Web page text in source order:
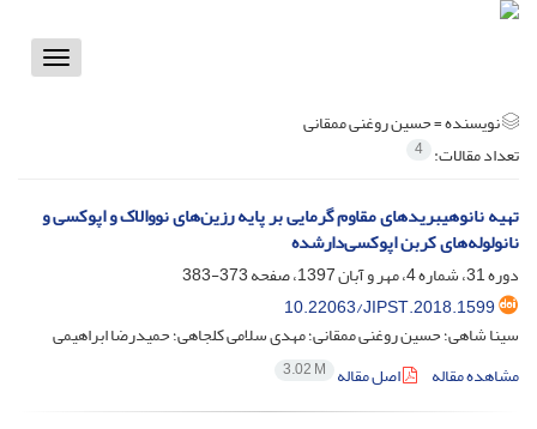
Toggle
نویسنده =حسین روغنی ممقانی
تعداد مقالات: 4
تهیه نانوهیبریدهای مقاوم گرمایی بر پایه رزین‌های نووالاک و اپوکسی و
نانولوله‌های کربن اپوکسی‌دارشده
دوره 31، شماره 4، مهر و آبان 1397، صفحه
373-383
10.22063/JIPST.2018.1599
سینا شاهی؛ حسین روغنی ممقانی؛ مهدی سلامی کلجاهی؛ حمیدرضا ابراهیمی
مشاهده مقاله
اصل مقاله 3.02 M